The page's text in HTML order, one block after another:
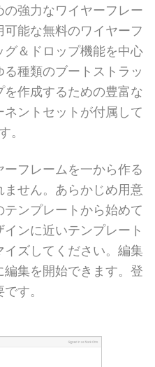
強力なワイヤーフレー
能な無料のワイヤーフ
＆ドロップ機能を中心
種類のブートストラッ
作成するための豊富な
ントセットが付属して
。
フレームを一から作る
せん。あらかじめ用意
ンプレートから始めて
ンに近いテンプレート
ズしてください。編集
集を開始できます。登
す。